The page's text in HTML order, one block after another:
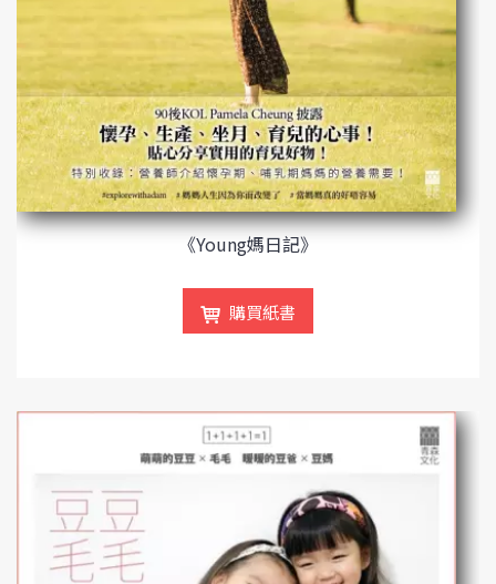
《Young媽日記》
購買紙書